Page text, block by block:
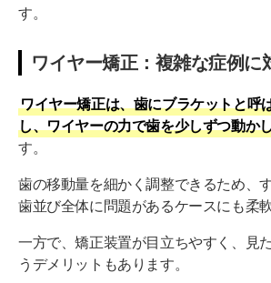
す。
ワイヤー矯正：複雑な症例に
ワイヤー矯正は、歯にブラケットと呼
し、ワイヤーの力で歯を少しずつ動か
す。
歯の移動量を細かく調整できるため、
歯並び全体に問題があるケースにも柔
一方で、矯正装置が目立ちやすく、見
うデメリットもあります。